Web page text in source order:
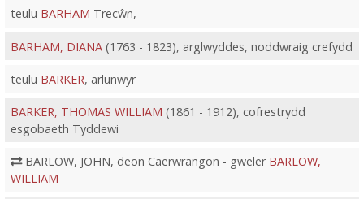
teulu BARHAM Trecŵn,
BARHAM, DIANA(1763 - 1823), arglwyddes, noddwraig crefydd
teulu BARKER, arlunwyr
BARKER, THOMAS WILLIAM (1861 - 1912), cofrestrydd
esgobaeth Tyddewi
BARLOW, JOHN, deon Caerwrangon - gweler BARLOW,
WILLIAM